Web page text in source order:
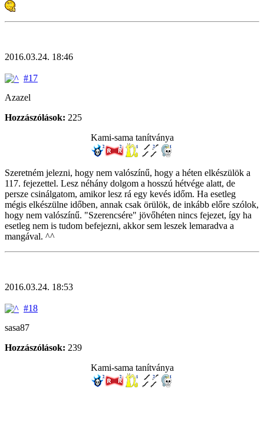
2016.03.24. 18:46
#17
Azazel
Hozzászólások: 225
Kami-sama tanítványa
Szeretném jelezni, hogy nem valószínű, hogy a héten elkészülök a
117. fejezettel. Lesz néhány dolgom a hosszú hétvége alatt, de
persze csinálgatom, amikor lesz rá egy kevés időm. Ha esetleg
mégis elkészülne időben, annak csak örülök, de inkább előre szólok,
hogy nem valószínű. "Szerencsére" jövőhéten nincs fejezet, így ha
esetleg nem is tudom befejezni, akkor sem leszek lemaradva a
mangával. ^^
2016.03.24. 18:53
#18
sasa87
Hozzászólások: 239
Kami-sama tanítványa